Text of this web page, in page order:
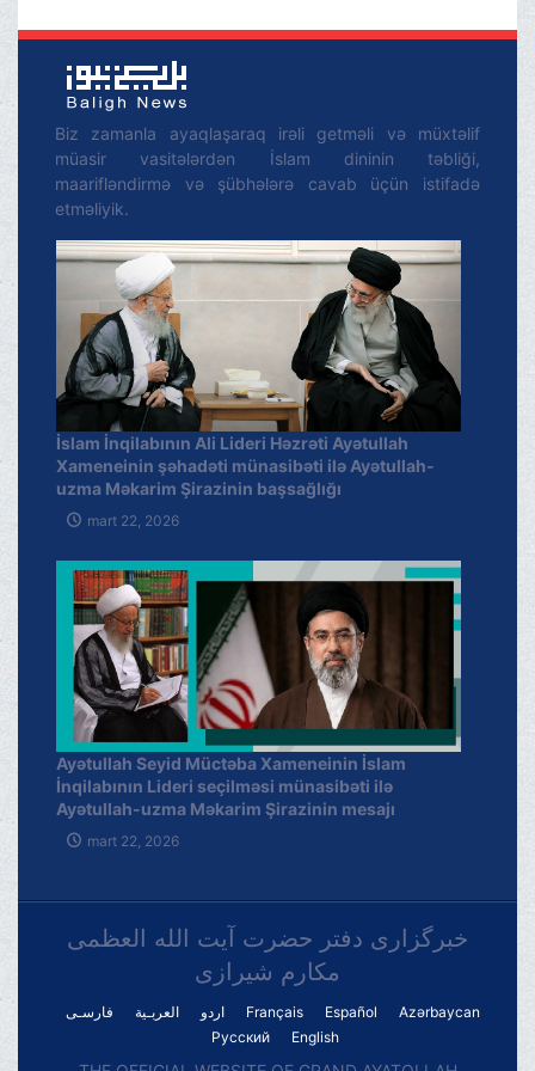
lazımdır.
Biz zamanla ayaqlaşaraq irəli getməli və müxtəlif
müasir vasitələrdən İslam dininin təbliği,
maarifləndirmə və şübhələrə cavab üçün istifadə
etməliyik.
İslam İnqilabının Ali Lideri Həzrəti Ayətullah
Xameneinin şəhadəti münasibəti ilə Ayətullah-
uzma Məkarim Şirazinin başsağlığı
mart 22, 2026
Ayətullah Seyid Müctəba Xameneinin İslam
İnqilabının Lideri seçilməsi münasibəti ilə
Ayətullah-uzma Məkarim Şirazinin mesajı
mart 22, 2026
خبرگزاری دفتر حضرت آیت الله العظمی
مکارم شیرازی
فارسـی العربـیة اردو Français Español
Azərbaycan
Русский
English